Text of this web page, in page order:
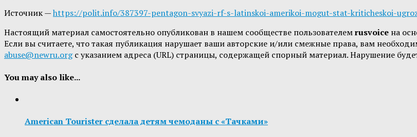
Источник —https://polit.info/387397-pentagon-svyazi-rf-s-latinskoi-amerikoi-mogut-stat-kriticheskoi-
Настоящий материал самостоятельно опубликован в нашем сообществе пользователемrusvoice на
Если вы считаете, что такая публикация нарушает ваши авторские и/или смежные права, вам
abuse@newru.orgс указанием адреса (URL) страницы, содержащей спорный материал. Нарушение
You may also like...
American Tourister сделала детям чемоданы с «Тачками»